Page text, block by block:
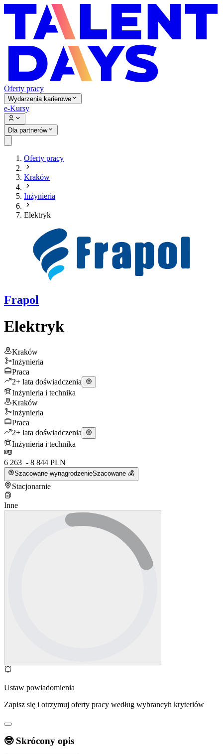
Oferty pracy
Wydarzenia karierowe
e-Kursy
Dla partnerów
Oferty pracy
Kraków
Inżynieria
Elektryk
Frapol
Elektryk
Kraków
Inżynieria
Praca
2+ lata doświadczenia
Inżynieria i technika
Kraków
Inżynieria
Praca
2+ lata doświadczenia
Inżynieria i technika
6 263 - 8 844 PLN
Szacowane wynagrodzenieSzacowane 💰
Stacjonarnie
Inne
Ustaw powiadomienia
Zapisz się i otrzymuj oferty pracy według wybrancyh kryteriów
🤓 Skrócony opis